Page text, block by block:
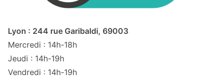
Lyon : 244 rue Garibaldi, 69003
Mercredi : 14h-18h
Jeudi : 14h-19h
Vendredi : 14h-19h